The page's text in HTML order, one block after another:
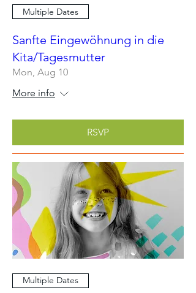
Multiple Dates
Sanfte Eingewöhnung in die
Kita/Tagesmutter
Mon, Aug 10
More info
RSVP
Multiple Dates